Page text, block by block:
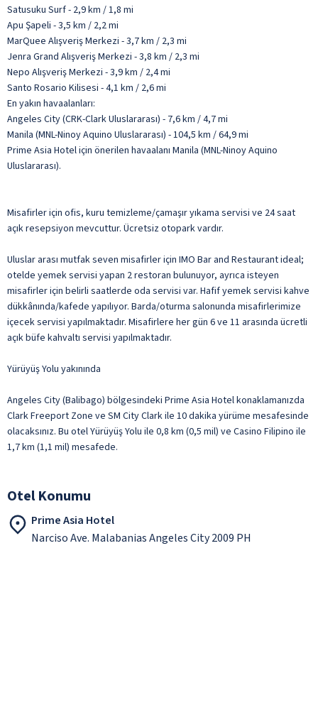
Satusuku Surf - 2,9 km / 1,8 mi
Apu Şapeli - 3,5 km / 2,2 mi
MarQuee Alışveriş Merkezi - 3,7 km / 2,3 mi
Jenra Grand Alışveriş Merkezi - 3,8 km / 2,3 mi
Nepo Alışveriş Merkezi - 3,9 km / 2,4 mi
Santo Rosario Kilisesi - 4,1 km / 2,6 mi
En yakın havaalanları:
Angeles City (CRK-Clark Uluslararası) - 7,6 km / 4,7 mi
Manila (MNL-Ninoy Aquino Uluslararası) - 104,5 km / 64,9 mi
Prime Asia Hotel için önerilen havaalanı Manila (MNL-Ninoy Aquino
Uluslararası).
Misafirler için ofis, kuru temizleme/çamaşır yıkama servisi ve 24 saat
açık resepsiyon mevcuttur. Ücretsiz otopark vardır.
Uluslar arası mutfak seven misafirler için IMO Bar and Restaurant ideal;
otelde yemek servisi yapan 2 restoran bulunuyor, ayrıca isteyen
misafirler için belirli saatlerde oda servisi var. Hafif yemek servisi kahve
dükkânında/kafede yapılıyor. Barda/oturma salonunda misafirlerimize
içecek servisi yapılmaktadır. Misafirlere her gün 6 ve 11 arasında ücretli
açık büfe kahvaltı servisi yapılmaktadır.
Yürüyüş Yolu yakınında
Angeles City (Balibago) bölgesindeki Prime Asia Hotel konaklamanızda
Clark Freeport Zone ve SM City Clark ile 10 dakika yürüme mesafesinde
olacaksınız. Bu otel Yürüyüş Yolu ile 0,8 km (0,5 mil) ve Casino Filipino ile
1,7 km (1,1 mil) mesafede.
Otel Konumu
Prime Asia Hotel
Narciso Ave. Malabanias Angeles City 2009 PH